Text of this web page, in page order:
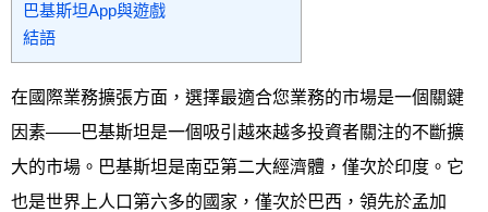
巴基斯坦App與遊戲
結語
在國際業務擴張方面，選擇最適合您業務的市場是一個關鍵
因素——巴基斯坦是一個吸引越來越多投資者關注的不斷擴
大的市場。巴基斯坦是南亞第二大經濟體，僅次於印度。它
也是世界上人口第六多的國家，僅次於巴西，領先於孟加